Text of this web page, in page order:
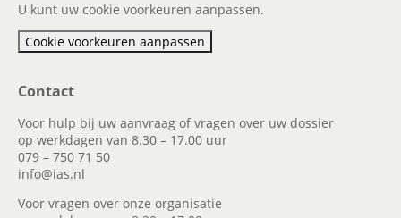
U kunt uw cookie voorkeuren aanpassen.
Cookie voorkeuren aanpassen
Contact
Voor hulp bij uw aanvraag of vragen over uw dossier
op werkdagen van 8.30 – 17.00 uur
079 – 750 71 50
info@ias.nl
Voor vragen over onze organisatie